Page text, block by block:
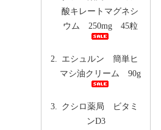
酸キレートマグネシ
ウム 250mg 45粒
エシュルン 簡単ヒ
マシ油クリーム 90g
クシロ薬局 ビタミ
ンD3